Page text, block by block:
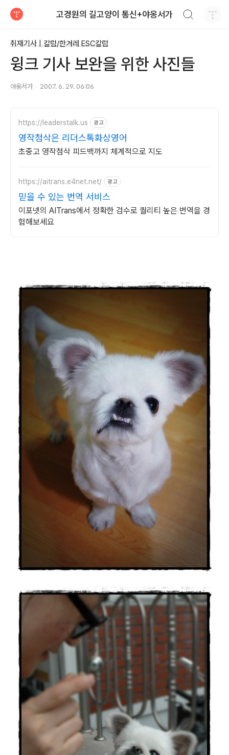
고경원의 길고양이 통신+야옹서가
취재기사 | 칼럼/한겨레 ESC칼럼
윙크 기사 보완을 위한 사진들
야옹서가 2007. 6. 29. 06:06
https://leaderstalk.us 광고
영작첨삭은 리더스톡화상영어
초중고 영작첨삭 피드백까지 체계적으로 지도
https://aitrans.e4net.net/ 광고
믿을 수 있는 번역 서비스
이포넷의 AITrans에서 정확한 검수로 퀄리티 높은 번역을 경
험해보세요